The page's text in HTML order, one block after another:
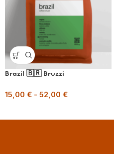
Brazil 🇧🇷 Bruzzi
15,00 € - 52,00 €